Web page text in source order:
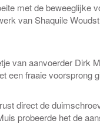
met de beweeglijke
van Shaquile
van aanvoerder Dirk
een fraaie voorsprong
direct de
probeerde het de